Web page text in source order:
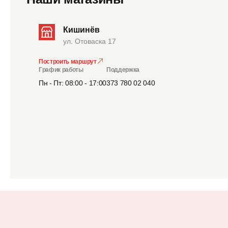
Кишинёв
ул. Отоваска 17
Построить маршрут
График работы
Пн - Пт: 08:00 - 17:00
Поддержка
373 780 02 040